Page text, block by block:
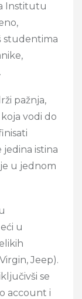
Institutu
studentima
pažnja,
koja vodi do
istina
u jednom
u
Jeep).
se
account i